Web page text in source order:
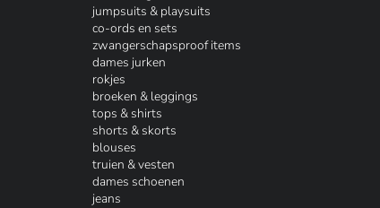
jumpsuits & playsuits
co-ords en sets
zwangerschapsproof items
dames jurken
rokjes
broeken & leggings
tops & shirts
shorts & skorts
blouses
truien & vesten
dames schoenen
jeans